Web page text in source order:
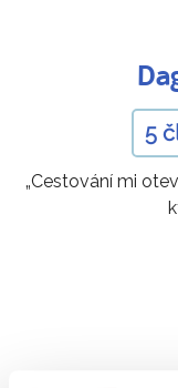
5
„Cestování mi